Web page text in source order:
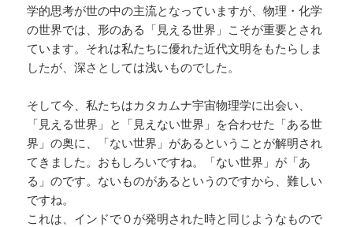
学的思考が世の中の主流となっていますが、物理・化学
の世界では、形のある「見える世界」こそが重要とされ
ています。それは私たちに優れた近代文明をもたらしま
したが、深さとしては浅いものでした。
そして今、私たちはカタカムナ宇宙物理学に出会い、
「見える世界」と「見えない世界」を合わせた「ある世
界」の奥に、「ない世界」があるということが解明され
てきました。おもしろいですね。「ない世界」が「あ
る」のです。ないものがあるというのですから、難しい
ですね。
これは、インドで０が発明された時と同じようなもので